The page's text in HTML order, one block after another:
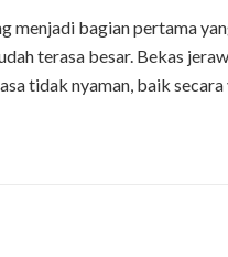
menjadi bagian pertama
terasa besar. Bekas
tidak nyaman, baik